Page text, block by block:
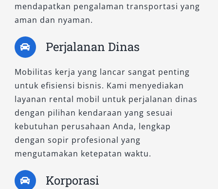
mendapatkan pengalaman transportasi yang
aman dan nyaman.
Perjalanan Dinas
Mobilitas kerja yang lancar sangat penting
untuk efisiensi bisnis. Kami menyediakan
layanan rental mobil untuk perjalanan dinas
dengan pilihan kendaraan yang sesuai
kebutuhan perusahaan Anda, lengkap
dengan sopir profesional yang
mengutamakan ketepatan waktu.
Korporasi